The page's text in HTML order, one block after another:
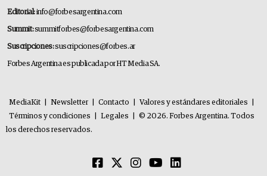
Editorial:info@forbesargentina.com
Summit:summitforbes@forbesargentina.com
Suscripciones:suscripciones@forbes.ar
Forbes Argentina es publicada por HT Media SA.
MediaKit Newsletter Contacto Valores y estándares editoriales
Términos y condiciones
Legales
© 2026. Forbes Argentina. Todos
los derechos reservados.